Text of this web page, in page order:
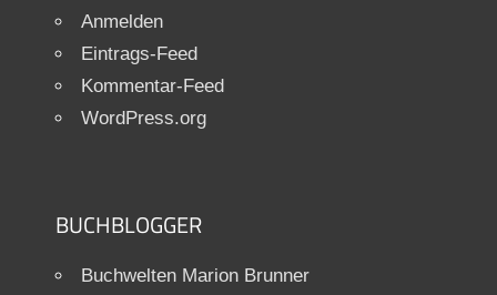
Anmelden
Eintrags-Feed
Kommentar-Feed
WordPress.org
BUCHBLOGGER
Buchwelten Marion Brunner